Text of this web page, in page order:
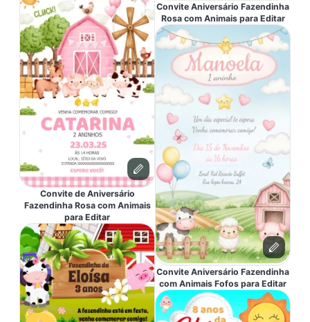
Convite de Aniversário
Fazendinha Rosa com Animais
para Editar
Convite Aniversário Fazendinha
Rosa com Animais para Editar
Convite Aniversário Fazendinha
com Animais Fofos para Editar